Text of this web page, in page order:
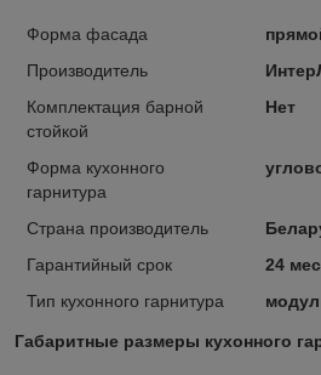
Форма фасада
Производитель
Комплектация барной
стойкой
Нет
Форма кухонного
гарнитура
Страна производитель
Гарантийный срок
24 мес
Тип кухонного гарнитура
Габаритные размеры кухонного